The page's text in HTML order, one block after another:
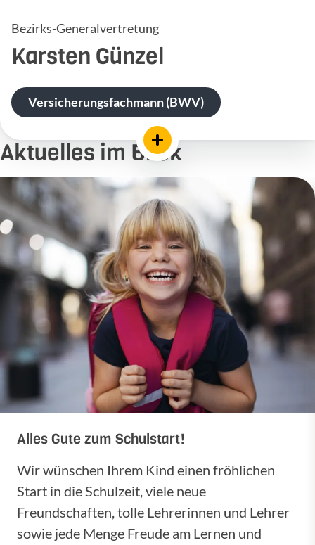
Bezirks-Generalvertretung
Karsten Günzel
Versicherungsfachmann (BWV)
Aktuelles im Blick
Alles Gute zum Schulstart!
Wir wünschen Ihrem Kind einen fröhlichen
Start in die Schulzeit, viele neue
Freundschaften, tolle Lehrerinnen und Lehrer
sowie jede Menge Freude am Lernen und